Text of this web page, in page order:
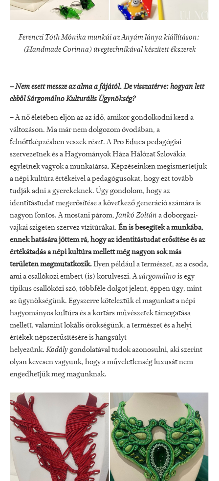
Ferenczi Tóth Mónika munkái az Anyám lánya kiállításon:
(Handmade Corinna) üvegtechnikával készített ékszerek
– Nem esett messze az alma a fájától. De visszatérve: hogyan lett
ebből Sárgomálno Kulturális Ügynökség?
– A nő életében eljön az az idő, amikor gondolkodni kezd a
változáson. Ma már nem dolgozom óvodában, a
felnőttképzésben veszek részt. A Pro Educa pedagógiai
szervezetnek és a Hagyományok Háza Hálózat Szlovákia
egyletnek vagyok a munkatársa. Képzéseinken megismertetjük
a népi kultúra értékeivel a pedagógusokat, hogy ezt tovább
tudják adni a gyerekeknek. Úgy gondolom, hogy az
identitástudat megerősítése a következő generáció számára is
nagyon fontos. A mostani párom, Jankó Zoltán a doborgazi-
vajkai szigeten szervez vízitúrákat. Én is besegítek a munkába,
ennek hatására jöttem rá, hogy az identitástudat erősítése és az
értékátadás a népi kultúra mellett még nagyon sok más
területen megmutatkozik.Ilyen például a természet, az a csoda,
ami a csallóközi embert (is) körülveszi. Asárgomálno is egy
tipikus csallóközi szó, többféle dolgot jelent, éppen úgy, mint
az ügynökségünk. Egyszerre köteleztük el magunkat a népi
hagyományos kultúra és a kortárs művészetek támogatása
mellett, valamint lokális örökségünk, a természet és a helyi
értékek népszerűsítésére is hangsúlyt
helyezünk.Kodálygondolatával tudok azonosulni, aki szerint
olyan kevesen vagyunk, hogy a műveletlenség luxusát nem
engedhetjük meg magunknak.